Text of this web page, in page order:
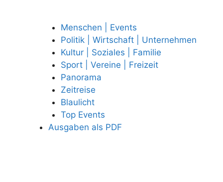
Menschen | Events
Politik | Wirtschaft | Unternehmen
Kultur | Soziales | Familie
Sport | Vereine | Freizeit
Panorama
Zeitreise
Blaulicht
Top Events
Ausgaben als PDF